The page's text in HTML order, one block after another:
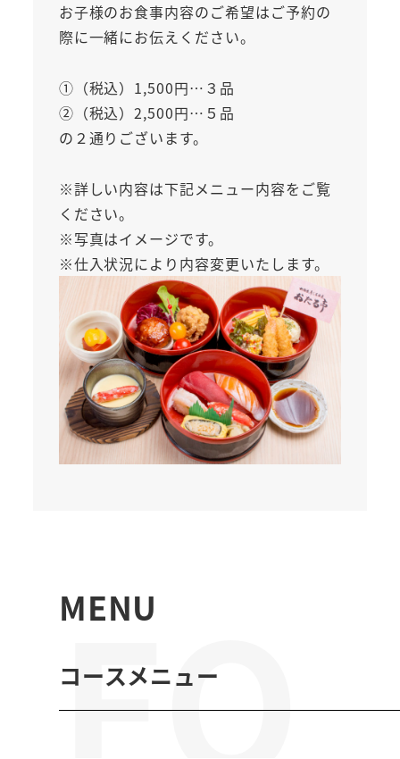
お子様のお食事内容のご希望はご予約の
際に一緒にお伝えください。
①（税込）1,500円…３品
②（税込）2,500円…５品
の２通りございます。
※詳しい内容は下記メニュー内容をご覧
ください。
※写真はイメージです。
※仕入状況により内容変更いたします。
FO
MENU
コースメニュー